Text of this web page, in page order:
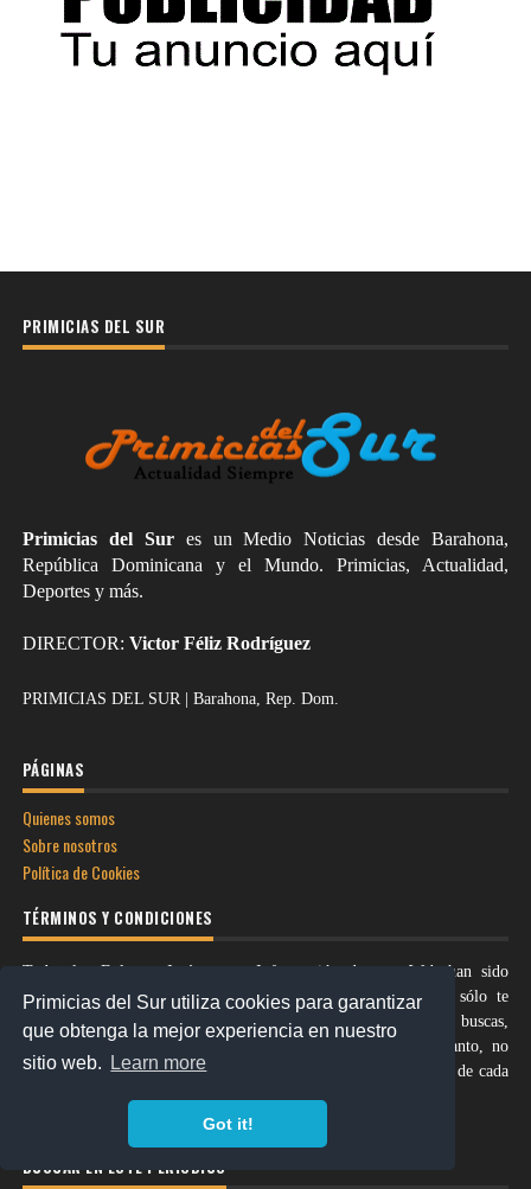
Primicias del Sur utiliza cookies para garantizar
que obtenga la mejor experiencia en nuestro
sitio web.
Learn more
Got it!
PRIMICIAS DEL SUR
Primicias del Sures un Medio Noticias desde Barahona,
República Dominicana y el Mundo. Primicias, Actualidad,
Deportes y más.
DIRECTOR: Victor Féliz Rodríguez
PRIMICIAS DEL SUR | Barahona, Rep. Dom.
PÁGINAS
Quienes somos
Sobre nosotros
Política de Cookies
TÉRMINOS Y CONDICIONES
Todos los Enlaces, Imágenes e Información de esta Web han sido
exclusivamente sacados de sitios públicos de Internet, aquí sólo te
indicamos cómo y dónde se encuentra la información que buscas,
nosotros no almacenamos ningún tipo de material. Por lo tanto, no
infringimos ningún Copyright © ni Derechos de Autor. al final de cada
BUSCAR EN ESTE PERIODICO